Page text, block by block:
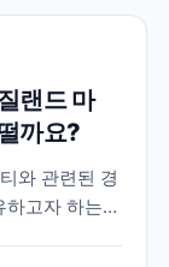
랜드 마
까요?
와 관련된 경
하고자 하는